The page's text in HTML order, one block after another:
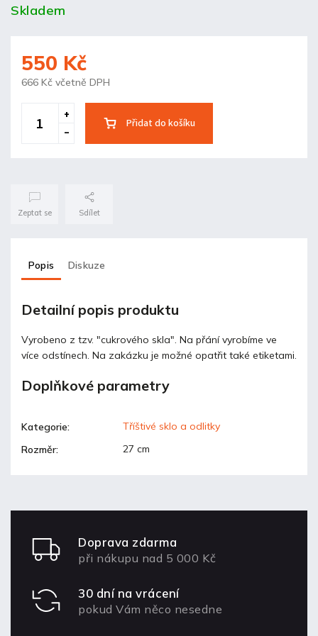
Skladem
550 Kč
666 Kč včetně DPH
Přidat do košíku
Zeptat se Sdílet
Popis Diskuze
Detailní popis produktu
Vyrobeno z tzv. "cukrového skla". Na přání vyrobíme ve
více odstínech. Na zakázku je možné opatřit také etiketami.
Doplňkové parametry
Kategorie:
Tříštivé sklo a odlitky
Rozměr: 27 cm
Doprava zdarma
při nákupu nad 5 000 Kč
30 dní na vrácení
pokud Vám něco nesedne